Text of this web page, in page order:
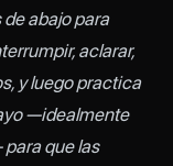
abajo para
aclarar,
y luego practica
—idealmente
que las